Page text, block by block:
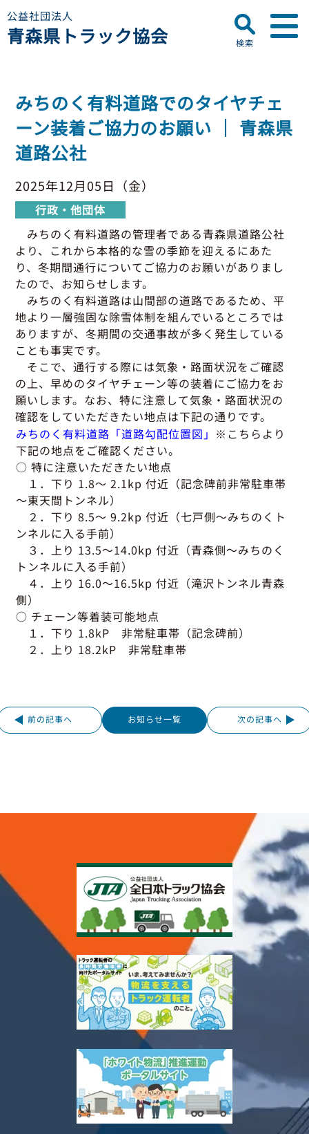
公益社団法人
青森県トラック協会
プロフィール
ディスクロージャー
会員名簿
お知らせ ▼
青森県トラック協会
行政・他団体
助成・補助金
適正化事業
セミナー・研修
適正化事業
適正化事業について
Gマーク制度について
巡回指導について
運行管理者・整備管理者
適正化だより
会員専用ページ ▼
初任運転者特別指導教育
グッドラーニング
運送申込・書面化アプリ
利用申し込み
活動報告・協会報
貸出用ビデオライブラリ
会員メール登録・会員情報変更
保有車両台数変更
一般の皆さまへ ▼
トラック輸送の役割
緑ナンバートラックとは
Gマークとは
引越安心マークとは
協会の活動
入会のご案内
プライバシーポリシー
お問い合わせ
検索
みちのく有料道路でのタイヤチェ
ーン装着ご協力のお願い ｜ 青森県
道路公社
2025年12月05日（金）
行政・他団体
みちのく有料道路の管理者である青森県道路公社
より、 これから本格的な雪の季節を迎えるにあた
り、冬期間通行についてご協力のお願いがありまし
たので、お知らせします。
みちのく有料道路は山間部の道路であるため、平
地より一層強固な除雪体制を組んでいるところでは
ありますが、冬期間の交通事故が多く発生している
ことも事実です。
そこで、通行する際には気象・路面状況をご確認
の上、早めのタイヤチェーン等の装着にご協力をお
願いします。 なお、特に注意して気象・路面状況の
確認をして いただきたい地点は下記の通りです。
みちのく有料道路「道路勾配位置図」 ※こちらより
下記の地点をご確認ください。
○ 特に注意いただきたい地点
１．下り 1.8～ 2.1kp 付近（記念碑前非常駐車帯
～東天間トンネル）
２．下り 8.5～ 9.2kp 付近（七戸側～みちのくト
ンネルに入る手前）
３．上り 13.5～14.0kp 付近（青森側～みちのく
トンネルに入る手前）
４．上り 16.0～16.5kp 付近（滝沢トンネル青森
側）
○ チェーン等着装可能地点
１．下り 1.8kP 非常駐車帯（記念碑前）
２．上り 18.2kP 非常駐車帯
前の記事へ お知らせ一覧 次の記事へ